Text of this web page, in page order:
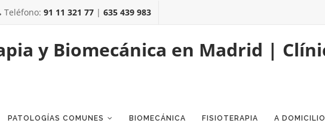
Teléfono: 91 11 321 77 | 635 439 983
PATOLOGÍAS COMUNES BIOMECÁNICA FISIOTERAPIA A DOMICILIO